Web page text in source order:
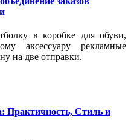
в коробке для обуви,
аксессуару рекламные
на две отправки.
Практичность, Стиль и